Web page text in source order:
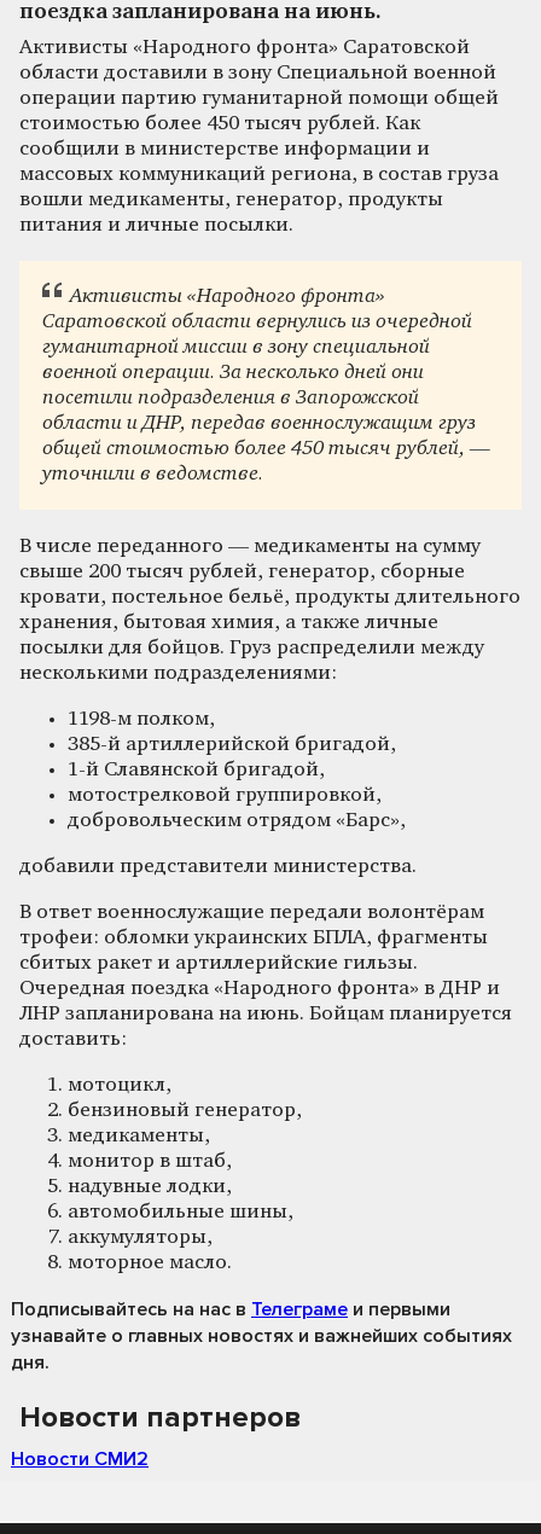
поездка запланирована на июнь.
Активисты «Народного фронта» Саратовской
области доставили в зону Специальной военной
операции партию гуманитарной помощи общей
стоимостью более 450 тысяч рублей. Как
сообщили в министерстве информации и
массовых коммуникаций региона, в состав груза
вошли медикаменты, генератор, продукты
питания и личные посылки.
Активисты «Народного фронта»
Саратовской области вернулись из очередной
гуманитарной миссии в зону специальной
военной операции. За несколько дней они
посетили подразделения в Запорожской
области и ДНР, передав военнослужащим груз
общей стоимостью более 450 тысяч рублей, —
уточнили в ведомстве.
В числе переданного — медикаменты на сумму
свыше 200 тысяч рублей, генератор, сборные
кровати, постельное бельё, продукты длительного
хранения, бытовая химия, а также личные
посылки для бойцов. Груз распределили между
несколькими подразделениями:
1198-м полком,
385-й артиллерийской бригадой,
1-й Славянской бригадой,
мотострелковой группировкой,
добровольческим отрядом «Барс»,
добавили представители министерства.
В ответ военнослужащие передали волонтёрам
трофеи: обломки украинских БПЛА, фрагменты
сбитых ракет и артиллерийские гильзы.
Очередная поездка «Народного фронта» в ДНР и
ЛНР запланирована на июнь. Бойцам планируется
доставить:
мотоцикл,
бензиновый генератор,
медикаменты,
монитор в штаб,
надувные лодки,
автомобильные шины,
аккумуляторы,
моторное масло.
Подписывайтесь на нас в Телеграме и первыми
узнавайте о главных новостях и важнейших событиях
дня.
Новости партнеров
Новости СМИ2